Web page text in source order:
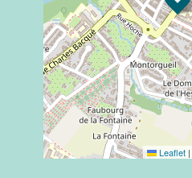
Leaflet |